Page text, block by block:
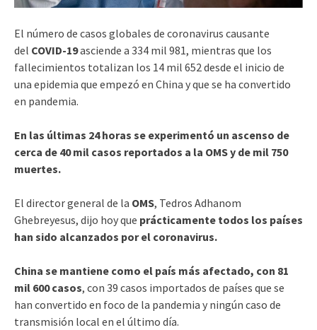
El número de casos globales de coronavirus causante
del COVID-19asciende a 334 mil 981, mientras que los
fallecimientos totalizan los 14 mil 652 desde el inicio de
una epidemia que empezó en China y que se ha convertido
en pandemia.
En las últimas 24 horas se experimentó un ascenso de
cerca de 40 mil casos reportados a la OMS y de mil 750
muertes.
El director general de la OMS, Tedros Adhanom
Ghebreyesus, dijo hoy que prácticamente todos los países
han sido alcanzados por el coronavirus.
China se mantiene como el país más afectado, con 81
mil 600 casos, con 39 casos importados de países que se
han convertido en foco de la pandemia y ningún caso de
transmisión local en el último día.